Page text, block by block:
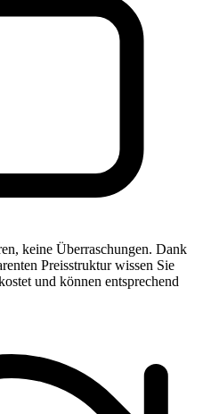
keine Überraschungen. Dank
Preisstruktur wissen Sie
und können entsprechend